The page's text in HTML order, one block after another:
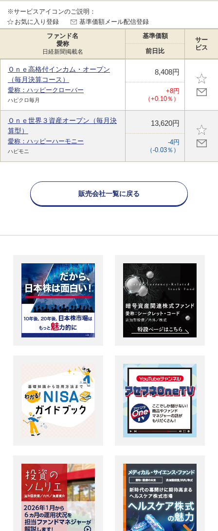
※サービスアイコンのご説明：
お気に入り登録
基準価額メール配信登録
ファンド名
愛称
日経新聞掲載名
基準価額
サー
ビス
前日比
Ｏｎｅ高格付インカム・オープン
（毎月決算コース）
愛称：ハッピークローバー
ハピクロ毎月
8,408円
+8円
（+0.10％）
Ｏｎｅ世界３資産オープン（毎月決
算型）
愛称：ハッピーハーモニー
ハピモニ
13,620円
-4円
（-0.03％）
販売会社一覧に戻る